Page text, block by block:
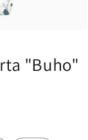
"Buho"